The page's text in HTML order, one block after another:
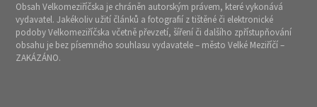
Obsah Velkomeziříčska je chráněn autorským právem, které vykonává
vydavatel. Jakékoliv užití článků a fotografií z tištěné či elektronické
podoby Velkomeziříčska včetně převzetí, šíření či dalšího zpřístupňování
obsahu je bez písemného souhlasu vydavatele – město Velké Meziříčí –
ZAKÁZÁNO.